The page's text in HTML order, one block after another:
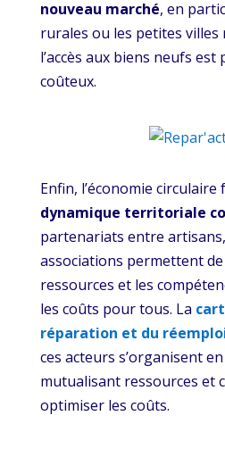
nouveau marché, en
rurales ou les petites villes
l’accès aux biens neufs
coûteux.
Enfin, l’économie circulaire
dynamique territoriale
partenariats entre
associations permettent
ressources et les
les coûts pour tous. La
réparation et du
ces acteurs s’organisent
mutualisant ressources et
optimiser les coûts.